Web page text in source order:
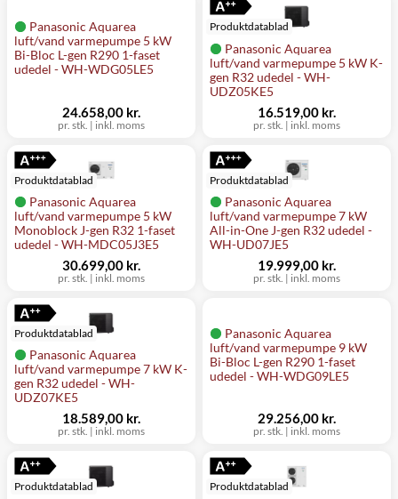
Panasonic Aquarea
luft/vand varmepumpe 5 kW
Bi-Bloc L-gen R290 1-faset
udedel - WH-WDG05LE5
pr. stk. | inkl. moms
24.658,00 kr.
Panasonic Aquarea
luft/vand varmepumpe 5 kW K-
gen R32 udedel - WH-
UDZ05KE5
Produktdatablad
pr. stk. | inkl. moms
16.519,00 kr.
Panasonic Aquarea
luft/vand varmepumpe 5 kW
Monoblock J-gen R32 1-faset
udedel - WH-MDC05J3E5
Produktdatablad
pr. stk. | inkl. moms
30.699,00 kr.
Panasonic Aquarea
luft/vand varmepumpe 7 kW
All-in-One J-gen R32 udedel -
WH-UD07JE5
Produktdatablad
pr. stk. | inkl. moms
19.999,00 kr.
Panasonic Aquarea
luft/vand varmepumpe 7 kW K-
gen R32 udedel - WH-
UDZ07KE5
Produktdatablad
pr. stk. | inkl. moms
18.589,00 kr.
Panasonic Aquarea
luft/vand varmepumpe 9 kW
Bi-Bloc L-gen R290 1-faset
udedel - WH-WDG09LE5
pr. stk. | inkl. moms
29.256,00 kr.
Produktdatablad Produktdatablad